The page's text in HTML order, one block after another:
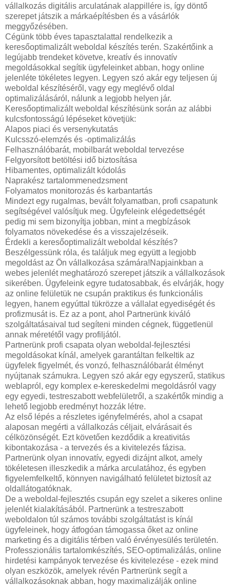
vállalkozás digitális arculatának alappillére is, így döntő
szerepet játszik a márkaépítésben és a vásárlók
meggyőzésében.
Cégünk több éves tapasztalattal rendelkezik a
keresőoptimalizált weboldal készítés terén. Szakértőink a
legújabb trendeket követve, kreatív és innovatív
megoldásokkal segítik ügyfeleinket abban, hogy online
jelenléte tökéletes legyen. Legyen szó akár egy teljesen új
weboldal készítéséről, vagy egy meglévő oldal
optimalizálásáról, nálunk a legjobb helyen jár.
Keresőoptimalizált weboldal készítésünk során az alábbi
kulcsfontosságú lépéseket követjük:
Alapos piaci és versenykutatás
Kulcsszó-elemzés és -optimalizálás
Felhasználóbarát, mobilbarát weboldal tervezése
Felgyorsított betöltési idő biztosítása
Hibamentes, optimalizált kódolás
Naprakész tartalommenedzsment
Folyamatos monitorozás és karbantartás
Mindezt egy rugalmas, bevált folyamatban, profi csapatunk
segítségével valósítjuk meg. Ügyfeleink elégedettségét
pedig mi sem bizonyítja jobban, mint a megbízások
folyamatos növekedése és a visszajelzéseik.
Érdekli a keresőoptimalizált weboldal készítés?
Beszélgessünk róla, és találjuk meg együtt a legjobb
megoldást az Ön vállalkozása számára!Napjainkban a
webes jelenlét meghatározó szerepet játszik a vállalkozások
sikerében. Ügyfeleink egyre tudatosabbak, és elvárják, hogy
az online felületük ne csupán praktikus és funkcionális
legyen, hanem egyúttal tükrözze a vállalat egyediségét és
profizmusát is. Ez az a pont, ahol Partnerünk kiváló
szolgáltatásaival tud segíteni minden cégnek, függetlenül
annak méretétől vagy profiljától.
Partnerünk profi csapata olyan weboldal-fejlesztési
megoldásokat kínál, amelyek garantáltan felkeltik az
ügyfelek figyelmét, és vonzó, felhasználóbarát élményt
nyújtanak számukra. Legyen szó akár egy egyszerű, statikus
weblapról, egy komplex e-kereskedelmi megoldásról vagy
egy egyedi, testreszabott webfelületről, a szakértők mindig a
lehető legjobb eredményt hozzák létre.
Az első lépés a részletes igényfelmérés, ahol a csapat
alaposan megérti a vállalkozás céljait, elvárásait és
célközönségét. Ezt követően kezdődik a kreativitás
kibontakozása - a tervezés és a kivitelezés fázisa.
Partnerünk olyan innovatív, egyedi dizájnt alkot, amely
tökéletesen illeszkedik a márka arculatához, és egyben
figyelemfelkeltő, könnyen navigálható felületet biztosít az
oldallátogatóknak.
De a weboldal-fejlesztés csupán egy szelet a sikeres online
jelenlét kialakításából. Partnerünk a testreszabott
weboldalon túl számos további szolgáltatást is kínál
ügyfeleinek, hogy átfogóan támogassa őket az online
marketing és a digitális térben való érvényesülés területén.
Professzionális tartalomkészítés, SEO-optimalizálás, online
hirdetési kampányok tervezése és kivitelezése - ezek mind
olyan eszközök, amelyek révén Partnerünk segít a
vállalkozásoknak abban, hogy maximalizálják online